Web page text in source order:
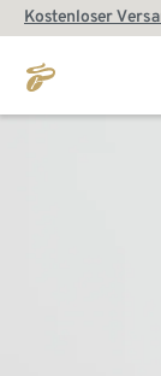
Kostenloser